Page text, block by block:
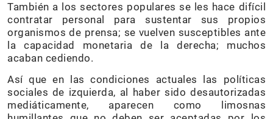
También a los sectores populares se les hace difícil
contratar personal para sustentar sus propios
organismos de prensa; se vuelven susceptibles ante
la capacidad monetaria de la derecha; muchos
acaban cediendo.
Así que en las condiciones actuales las políticas
sociales de izquierda, al haber sido desautorizadas
mediáticamente, aparecen como limosnas